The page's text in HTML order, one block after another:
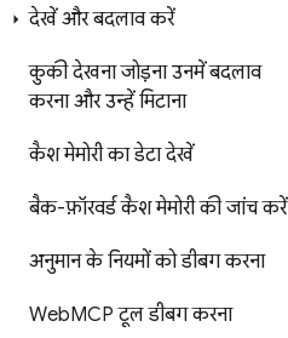
देखें और बदलाव करें
कुकी देखनाजोड़नाउनमें बदलाव
करनाऔर उन्हें मिटाना
कैश मेमोरी का डेटा देखें
बैक-फ़ॉरवर्ड कैश मेमोरी की जांच करें
अनुमान के नियमों को डीबग करना
WebMCP टूल डीबग करना